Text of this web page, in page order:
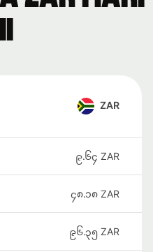
ZAR
၉.၆၄ ZAR
၄၈.၁၈ ZAR
၉၆.၃၅ ZAR